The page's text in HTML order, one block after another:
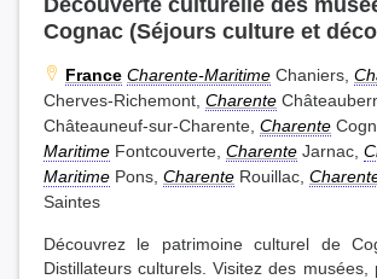
Cognac (Séjours culture et
France Charente-Maritime Chaniers,
Cherves-Richemont, Charente
Châteauneuf-sur-Charente, Charente
Maritime Fontcouverte, Charente Jarnac,
Maritime Pons, Charente Rouillac,
Saintes
Découvrez le patrimoine culturel de
Distillateurs culturels. Visitez des musées,